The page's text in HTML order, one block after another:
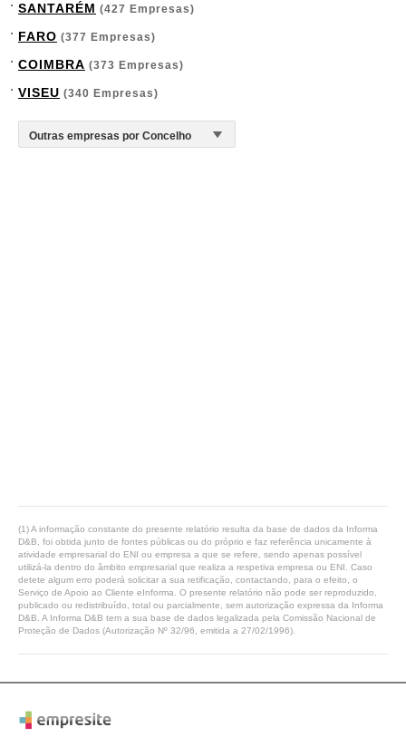
SANTARÉM (427 Empresas)
FARO (377 Empresas)
COIMBRA (373 Empresas)
VISEU (340 Empresas)
(1) A informação constante do presente relatório resulta da base de dados da Informa
D&B, foi obtida junto de fontes públicas ou do próprio e faz referência unicamente à
atividade empresarial do ENI ou empresa a que se refere, sendo apenas possível
utilizá-la dentro do âmbito empresarial que realiza a respetiva empresa ou ENI. Caso
detete algum erro poderá solicitar a sua retificação, contactando, para o efeito, o
Serviço de Apoio ao Cliente eInforma. O presente relatório não pode ser reproduzido,
publicado ou redistribuído, total ou parcialmente, sem autorização expressa da Informa
D&B. A Informa D&B tem a sua base de dados legalizada pela Comissão Nacional de
Proteção de Dados (Autorização Nº 32/96, emitida a 27/02/1996).